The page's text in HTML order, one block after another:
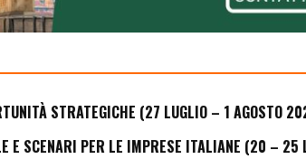
STRATEGICHE (27 LUGLIO – 1 AGOSTO
E SCENARI PER LE IMPRESE ITALIANE (20 –